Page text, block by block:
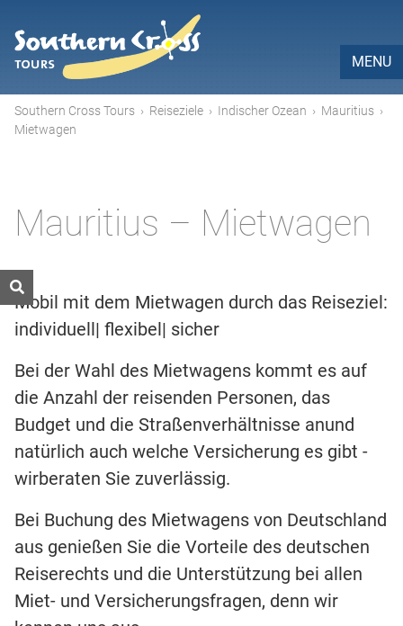
MENU
Southern Cross Tours › Reiseziele › Indischer Ozean › Mauritius ›
Mietwagen
Mauritius – Mietwagen
Mobil mit dem Mietwagen durch das Reiseziel:
individuell| flexibel| sicher
Bei der Wahl des Mietwagens kommt es auf
die Anzahl der reisenden Personen, das
Budget und die Straßenverhältnisse anund
natürlich auch welche Versicherung es gibt -
wirberaten Sie zuverlässig.
Bei Buchung des Mietwagens von Deutschland
aus genießen Sie die Vorteile des deutschen
Reiserechts und die Unterstützung bei allen
Miet- und Versicherungsfragen, denn wir